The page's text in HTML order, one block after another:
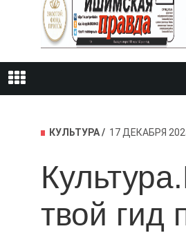
КУЛЬТУРА 17 ДЕКАБРЯ
твой гид